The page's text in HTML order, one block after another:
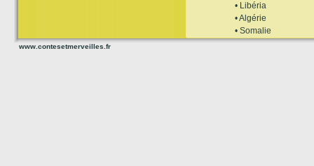
• Libéria
• Algérie
• Somalie
www.contesetmerveilles.fr